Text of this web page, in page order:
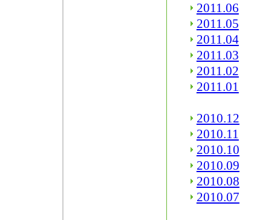
2011.06
2011.05
2011.04
2011.03
2011.02
2011.01
2010.12
2010.11
2010.10
2010.09
2010.08
2010.07